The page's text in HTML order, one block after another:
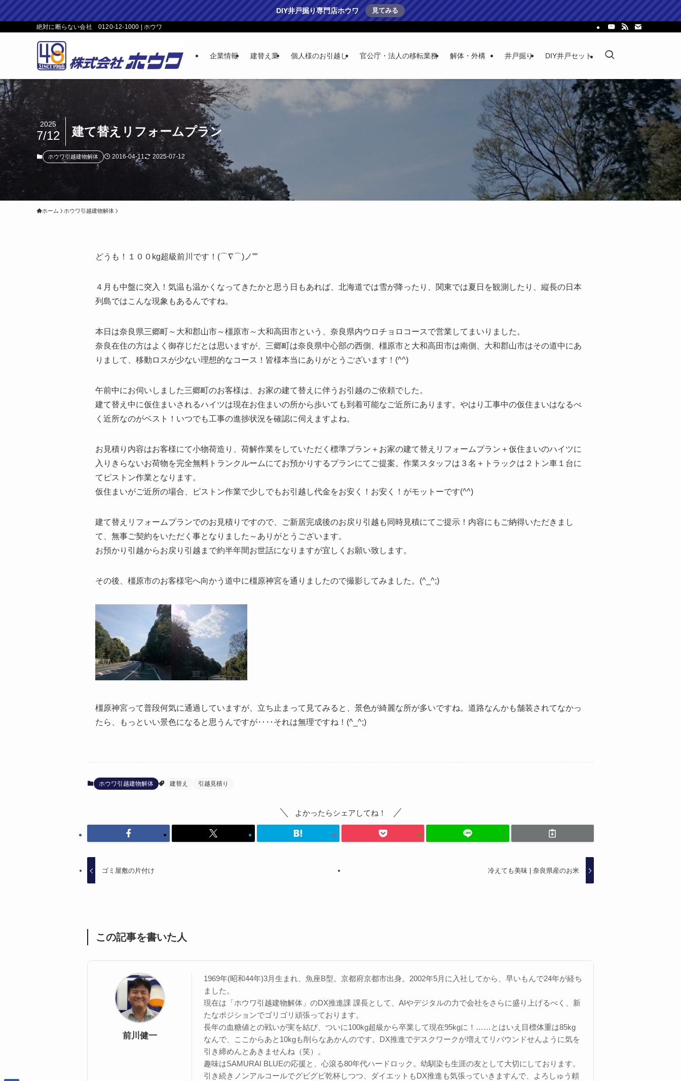
DIY井戸掘り専門店ホウワ 見てみる
絶対に断らない会社 0120-12-1000 | ホウワ
企業情報 建替え業 個人様のお引越し 官公庁・法人の移転業務 解体・外構 井戸掘り DIY井戸セット
建て替えリフォームプラン
2025
7/12
ホウワ引越建物解体 2016-04-11 2025-07-12
ホーム ホウワ引越建物解体
どうも！１００kg超級前川です！(⌒∇⌒)ノ””
４月も中盤に突入！気温も温かくなってきたかと思う日もあれば、北海道では雪が降ったり、関東では夏日を観測したり、縦長の日本
列島ではこんな現象もあるんですね。
本日は奈良県三郷町～大和郡山市～橿原市～大和高田市という、奈良県内ウロチョロコースで営業してまいりました。
奈良在住の方はよく御存じだとは思いますが、三郷町は奈良県中心部の西側、橿原市と大和高田市は南側、大和郡山市はその道中にあ
りまして、移動ロスが少ない理想的なコース！皆様本当にありがとうございます！(^^)
午前中にお伺いしました三郷町のお客様は、お家の建て替えに伴うお引越のご依頼でした。
建て替え中に仮住まいされるハイツは現在お住まいの所から歩いても到着可能なご近所にあります。やはり工事中の仮住まいはなるべ
く近所なのがベスト！いつでも工事の進捗状況を確認に伺えますよね。
お見積り内容はお客様にて小物荷造り、荷解作業をしていただく標準プラン＋お家の建て替えリフォームプラン＋仮住まいのハイツに
入りきらないお荷物を完全無料トランクルームにてお預かりするプランにてご提案。作業スタッフは３名＋トラックは２トン車１台に
てピストン作業となります。
仮住まいがご近所の場合、ピストン作業で少しでもお引越し代金をお安く！お安く！がモットーです(^^)
建て替えリフォームプランでのお見積りですので、ご新居完成後のお戻り引越も同時見積にてご提示！内容にもご納得いただきまし
て、無事ご契約をいただく事となりました～ありがとうございます。
お預かり引越からお戻り引越まで約半年間お世話になりますが宜しくお願い致します。
その後、橿原市のお客様宅へ向かう道中に橿原神宮を通りましたので撮影してみました。(^_^;)
橿原神宮って普段何気に通過していますが、立ち止まって見てみると、景色が綺麗な所が多いですね。道路なんかも舗装されてなかっ
たら、もっといい景色になると思うんですが‥‥それは無理ですね！(^_^;)
ホウワ引越建物解体 建替え 引越見積り
よかったらシェアしてね！
ゴミ屋敷の片付け 冷えても美味 | 奈良県産のお米
この記事を書いた人
前川健一
1969年(昭和44年)3月生まれ、魚座B型。京都府京都市出身。2002年5月に入社してから、早いもんで24年が経ち
ました。
現在は「ホウワ引越建物解体」のDX推進課 課長として、AIやデジタルの力で会社をさらに盛り上げるべく、新
たなポジションでゴリゴリ頑張っております。
長年の血糖値との戦いが実を結び、ついに100kg超級から卒業して現在95kgに！……とはいえ目標体重は85kg
なんで、ここからあと10kgも削らなあかんのです。DX推進でデスクワークが増えてリバウンドせんように気を
引き締めんとあきませんね（笑）。
趣味はSAMURAI BLUEの応援と、心滾る80年代ハードロック。幼馴染も生涯の友として大切にしております。
引き続きノンアルコールでグビグビ乾杯しつつ、ダイエットもDX推進も気張っていきますんで、よろしゅう頼